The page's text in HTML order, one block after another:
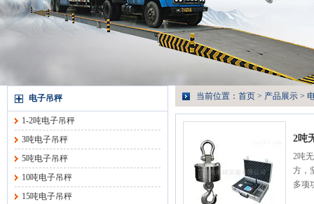
电子吊秤
1-2吨电子吊秤
3吨电子吊秤
5吨电子吊秤
10吨电子吊秤
15吨电子吊秤
当前位置： 首页 > 产品展示 >
2吨
2吨
方，
多项